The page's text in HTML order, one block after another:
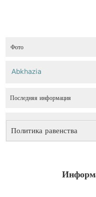
Фото
Политика равенства
Abkhazia
Последняя информация